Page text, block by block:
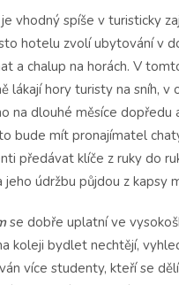
vhodný spíše v turisticky
hotelu zvolí ubytování v
a chalup na horách. V
lákají hory turisty na sníh,
na dlouhé měsíce
bude mít pronajímatel
předávat klíče z ruky do
údržbu půjdou z kapsy
se dobře uplatní ve
koleji bydlet nechtějí,
více studenty, kteří se